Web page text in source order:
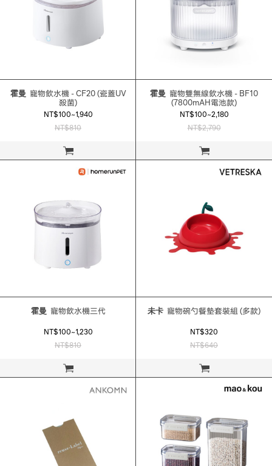
立即購買
霍曼
殺菌)
NT$100~1,940
NT$810
立即購買
霍曼
(7800mAH電池款)
NT$100~2,180
NT$2,790
立即購買
霍曼 寵物飲水機三代
NT$100~1,230
NT$810
立即購買
未卡 寵物碗勺餐墊套裝組 (多款)
NT$320
NT$640